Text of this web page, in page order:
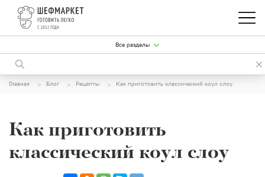
Все разделы
Главная Блог Рецепты Как приготовить классический коул слоу
Как приготовить
классический коул слоу